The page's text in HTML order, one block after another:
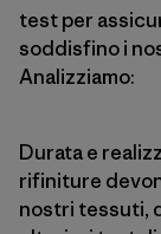
test per
soddisfino i
Analizziamo:
Durata e
rifiniture
nostri tessuti,